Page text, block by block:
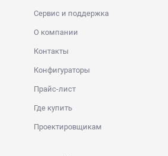
Сервис и поддержка
О компании
Контакты
Конфигураторы
Прайс-лист
Где купить
Проектировщикам